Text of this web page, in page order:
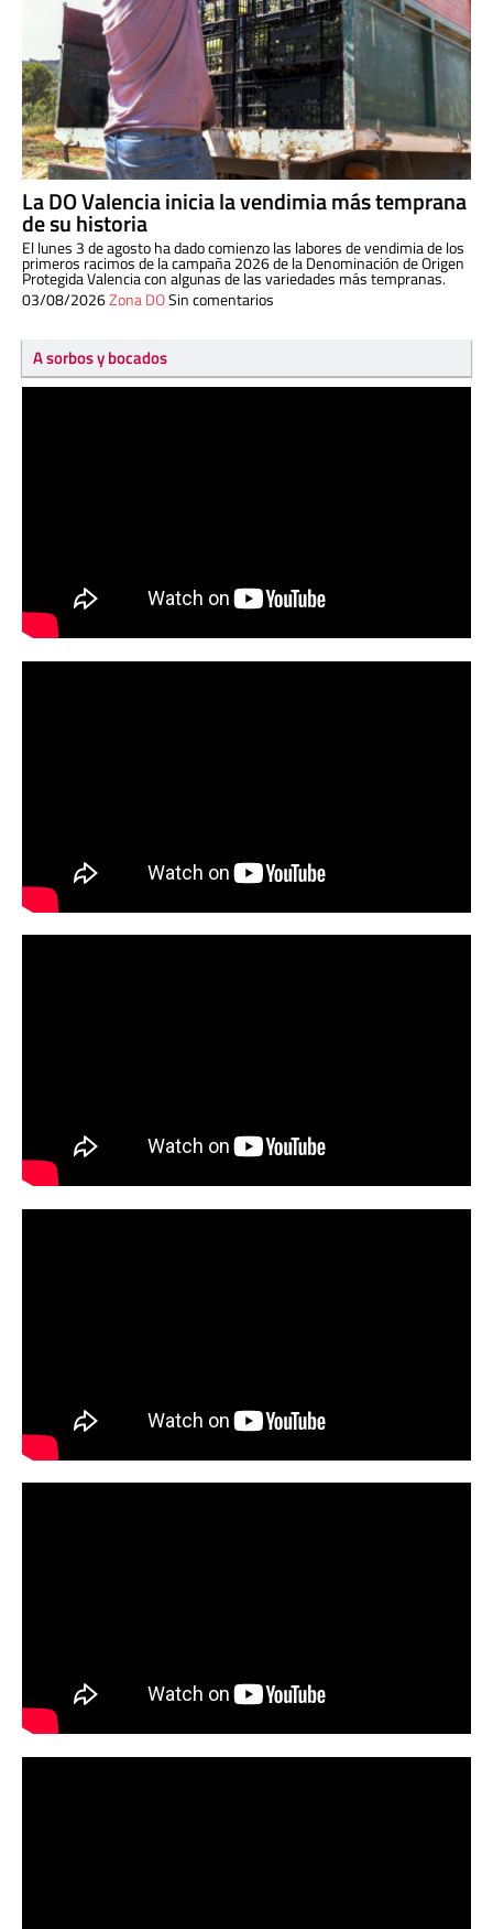
La DO Valencia inicia la vendimia más temprana
de su historia
El lunes 3 de agosto ha dado comienzo las labores de vendimia de los
primeros racimos de la campaña 2026 de la Denominación de Origen
Protegida Valencia con algunas de las variedades más tempranas.
03/08/2026Zona DOSin comentarios
A sorbos y bocados